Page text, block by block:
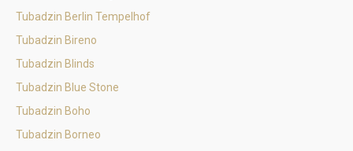
Tubadzin Berlin Tempelhof
Tubadzin Bireno
Tubadzin Blinds
Tubadzin Blue Stone
Tubadzin Boho
Tubadzin Borneo